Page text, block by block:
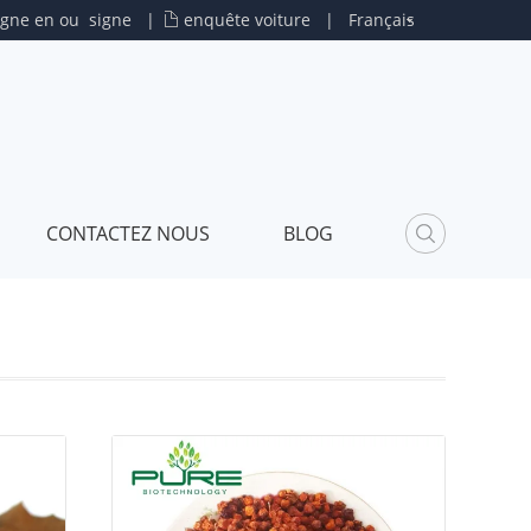
Français
|
enquête voiture
|
en ou signe
CONTACTEZ NOUS BLOG